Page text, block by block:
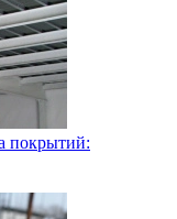
покрытий: